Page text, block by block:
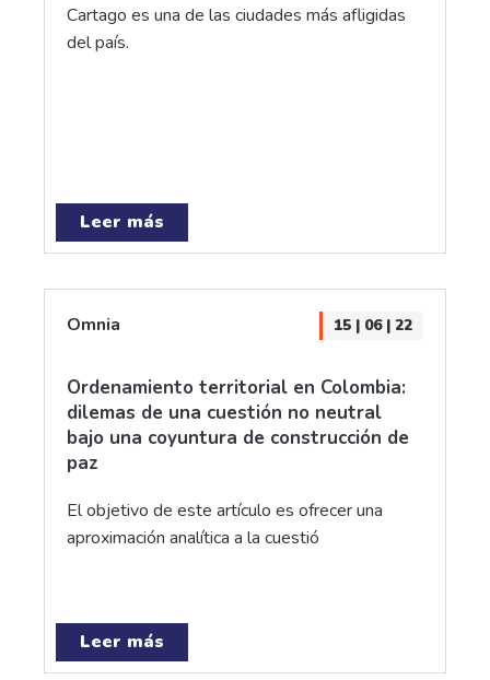
Cartago es una de las ciudades más afligidas
del país.
Leer más
Omnia 15 | 06 | 22
Ordenamiento territorial en Colombia:
dilemas de una cuestión no neutral
bajo una coyuntura de construcción de
paz
El objetivo de este artículo es ofrecer una
aproximación analítica a la cuestió
Leer más